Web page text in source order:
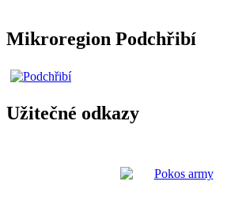
Mikroregion Podchřibí
Užitečné odkazy